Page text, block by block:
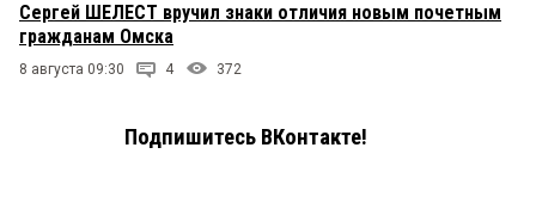
Сергей ШЕЛЕСТ вручил знаки отличия новым почетным
гражданам Омска
8 августа 09:30 4 372
Подпишитесь ВКонтакте!